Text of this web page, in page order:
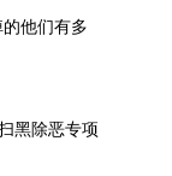
他们有多
黑除恶专项